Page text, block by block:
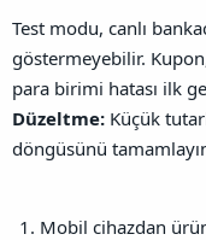
Test modu, canlı
göstermeyebilir.
para birimi hatası ilk
Düzeltme: Küçük
döngüsünü
Mobil cihazdan